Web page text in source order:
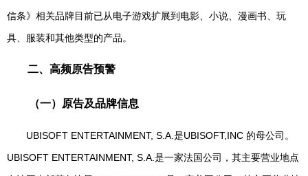
信条》相关品牌目前已从电子游戏扩展到电影、小说、漫画书、玩
具、服装和其他类型的产品。
二、高频原告预警
（一）原告及品牌信息
UBISOFT ENTERTAINMENT, S.A.是UBISOFT,INC 的母公司。
UBISOFT ENTERTAINMENT, S.A.是一家法国公司，其主要营业地点